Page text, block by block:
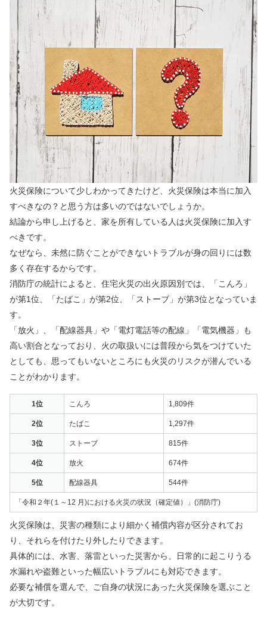
火災保険について少しわかってきたけど、火災保険は本当に加入
すべきなの？と思う方は多いのではないでしょうか。
結論から申し上げると、家を所有している人は火災保険に加入す
べきです。
なぜなら、未然に防ぐことができないトラブルが身の回りには数
多く存在するからです。
消防庁の統計によると、住宅火災の出火原因別では、「こんろ」
が第1位、「たばこ」が第2位、「ストーブ」が第3位となっていま
す。
「放火」、「配線器具」や「電灯電話等の配線」「電気機器」も
高い割合となっており、火の取扱いには普段から気をつけていた
としても、思ってもいないところにも火災のリスクが潜んでいる
ことがわかります。
1位 こんろ 1,809件
2位 たばこ 1,297件
3位 ストーブ 815件
4位 放火 674件
5位 配線器具 544件
「令和２年(１～12 月)における火災の状況（確定値）」(消防庁)
火災保険は、災害の種類により細かく補償内容が区分されてお
り、それらを付けたり外したりできます。
具体的には、水害、落雷といった災害から、日常的に起こりうる
水漏れや盗難といった幅広いトラブルにも対応できます。
必要な補償を選んで、ご自身の状況にあった火災保険を選ぶこと
が大切です。